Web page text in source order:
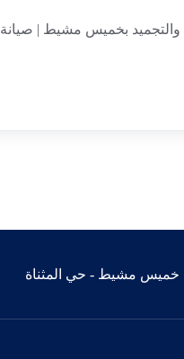
والتجميد بخميس مشيط | صيانة
خميس مشيط - حي المثناة